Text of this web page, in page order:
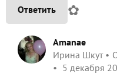
Ответить ✿
Amanae
Ирина Шкут
5 декабря